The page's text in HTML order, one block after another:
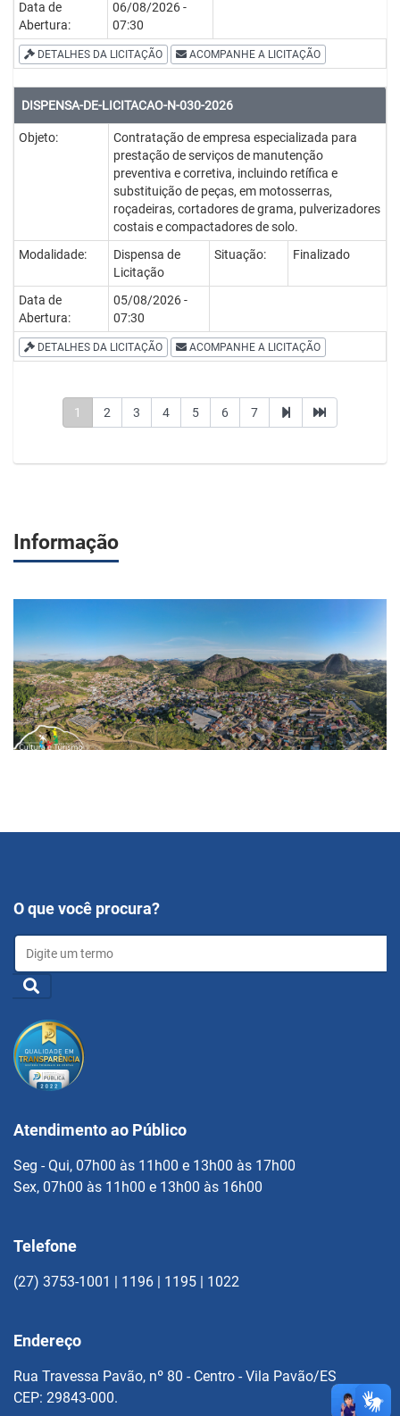
Data de
Abertura:
06/08/2026 -
07:30
DETALHES DA LICITAÇÃO ACOMPANHE A LICITAÇÃO
DISPENSA-DE-LICITACAO-N-030-2026
Objeto:
Contratação de empresa especializada para
prestação de serviços de manutenção
preventiva e corretiva, incluindo retífica e
substituição de peças, em motosserras,
roçadeiras, cortadores de grama, pulverizadores
costais e compactadores de solo.
Modalidade:
Dispensa de
Licitação
Situação: Finalizado
Data de
Abertura:
05/08/2026 -
07:30
DETALHES DA LICITAÇÃO ACOMPANHE A LICITAÇÃO
1 2 3 4 5 6 7
Informação
O que você procura?
Atendimento ao Público
Seg - Qui, 07h00 às 11h00 e 13h00 às 17h00
Sex, 07h00 às 11h00 e 13h00 às 16h00
Telefone
(27) 3753-1001 | 1196 | 1195 | 1022
Endereço
Rua Travessa Pavão, nº 80 - Centro - Vila Pavão/ES
CEP: 29843-000.